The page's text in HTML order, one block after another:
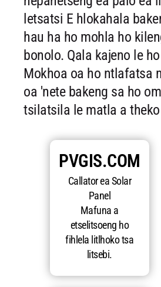
letsatsi E hlokahala
hau ha ho mohla ho
bonolo. Qala kajeno le
Mokhoa oa ho ntlafatsa
oa 'nete bakeng sa ho
tsilatsila le matla a
PVGIS.COM
Callator ea Solar
Panel
Mafuna a
etselitsoeng ho
fihlela litlhoko tsa
litsebi.